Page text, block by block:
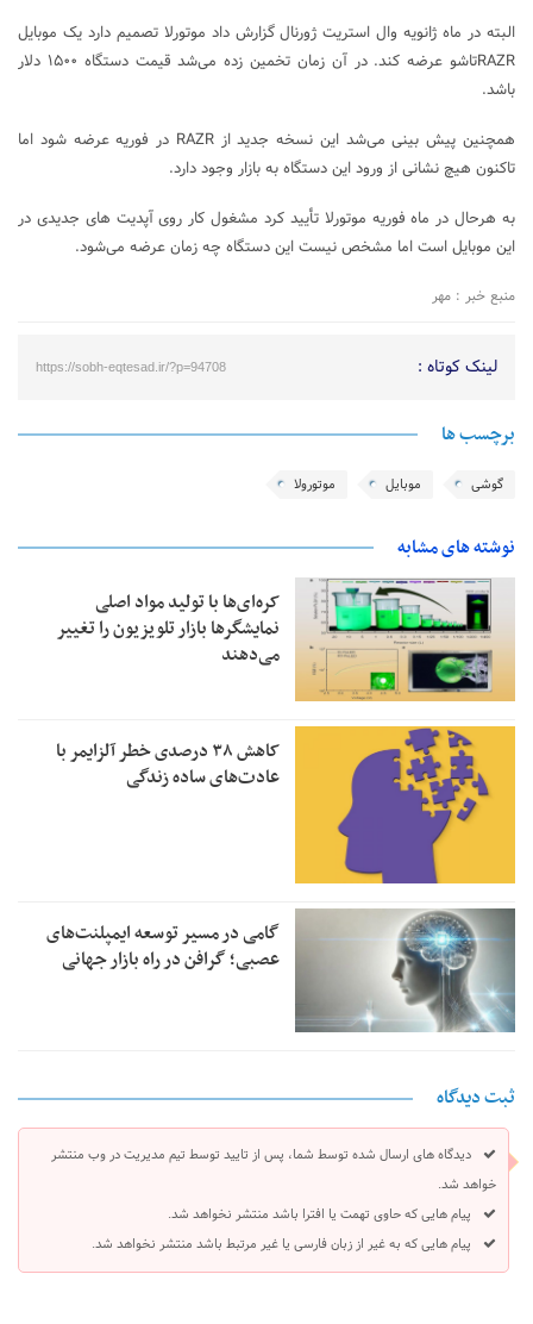
البته در ماه ژانویه وال استریت ژورنال گزارش داد موتورلا تصمیم دارد یک موبایل
RAZRتاشو عرضه کند. در آن زمان تخمین زده می‌شد قیمت دستگاه ۱۵۰۰ دلار
باشد.
همچنین پیش بینی می‌شد این نسخه جدید از RAZR در فوریه عرضه شود اما
تاکنون هیچ نشانی از ورود این دستگاه به بازار وجود دارد.
به هرحال در ماه فوریه موتورلا تأیید کرد مشغول کار روی آپدیت های جدیدی در
این موبایل است اما مشخص نیست این دستگاه چه زمان عرضه می‌شود.
منبع خبر : مهر
لینک کوتاه : https://sobh-eqtesad.ir/?p=94708
برچسب ها
گوشی موبایل موتورولا
نوشته های مشابه
کره‌ای‌ها با تولید مواد اصلی
نمایشگرها بازار تلویزیون را تغییر
می‌دهند
کاهش ۳۸ درصدی خطر آلزایمر با
عادت‌های ساده زندگی
گامی در مسیر توسعه ایمپلنت‌های
عصبی؛ گرافن در راه بازار جهانی
ثبت دیدگاه
دیدگاه های ارسال شده توسط شما، پس از تایید توسط تیم مدیریت در وب منتشر
خواهد شد.
پیام هایی که حاوی تهمت یا افترا باشد منتشر نخواهد شد.
پیام هایی که به غیر از زبان فارسی یا غیر مرتبط باشد منتشر نخواهد شد.